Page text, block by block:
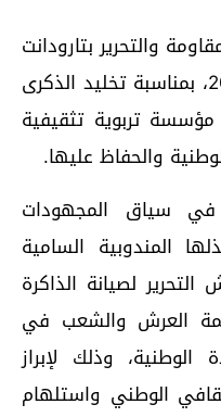
والتحرير بتارودانت
الذي دشن بتاريخ 24 نونبر 2015، بمناسبة تخليد الذكرى
مؤسسة تربوية تثقيفية
والحفاظ عليها.
في سياق المجهودات
المندوبية السامية
لصيانة الذاكرة
العرش والشعب في
وذلك لإبراز
الوطني واستلهام